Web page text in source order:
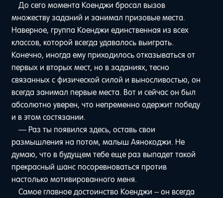
До сего момента Коенджи бросал вызов
множеству заданий и занимал призовые места.
Наверное, группа Коенджи единственная из всех
классов, которой всегда удавалось выиграть.
Конечно, иногда ему приходилось отказываться от
первых и вторых мест, но в заданиях, тесно
связанных с физической силой и выносливостью, он
всегда занимал первые места. Вот и сейчас он был
абсолютно уверен, что непременно одержит победу
и в этом состязании.
— Раз ты появился здесь, оставь свои
размышления на потом, малыш Аянокоджи. Не
думаю, что в будущем тебе еще раз выпадет такой
прекрасный шанс посоревноваться против
настолько мотивированного меня.
Самое главное достоинство Коенджи – он всегда